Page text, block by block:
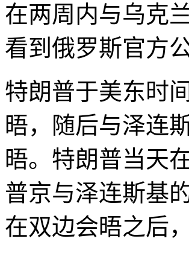
在两周内与乌克
看到俄罗斯官方
特朗普于美东时
晤，随后与泽连
晤。特朗普当天
普京与泽连斯基
在双边会晤之后